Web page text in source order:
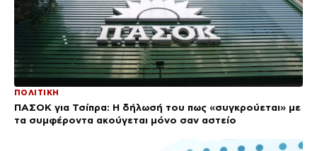
ΠΟΛΙΤΙΚΗ
ΠΑΣΟΚ για Τσίπρα: Η δήλωσή του πως «συγκρούεται» με
τα συμφέροντα ακούγεται μόνο σαν αστείο